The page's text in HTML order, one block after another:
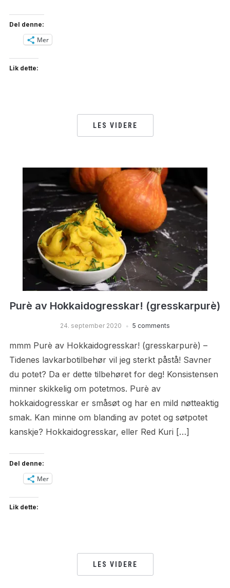
Del denne:
Mer
Lik dette:
LES VIDERE
Purè av Hokkaidogresskar! (gresskarpurè)
24. september 2020 5 comments
mmm Purè av Hokkaidogresskar! (gresskarpurè) –
Tidenes lavkarbotilbehør vil jeg sterkt påstå! Savner
du potet? Da er dette tilbehøret for deg! Konsistensen
minner skikkelig om potetmos. Purè av
hokkaidogresskar er småsøt og har en mild nøtteaktig
smak. Kan minne om blanding av potet og søtpotet
kanskje? Hokkaidogresskar, eller Red Kuri […]
Del denne:
Mer
Lik dette:
LES VIDERE